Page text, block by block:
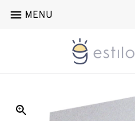
 MENU
Aplique / Box 2229